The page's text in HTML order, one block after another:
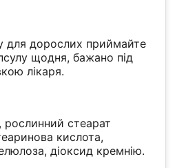
для дорослих приймайте
щодня, бажано під
лікаря.
стеарат
кислота,
діоксид кремнію.